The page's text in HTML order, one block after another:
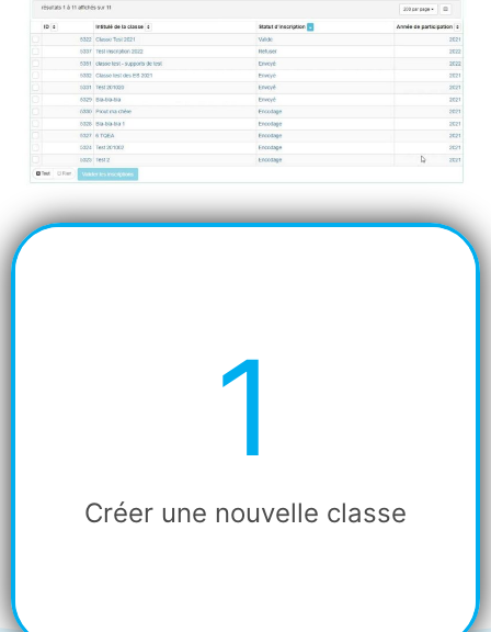
1
Créer une nouvelle classe
Etape
1